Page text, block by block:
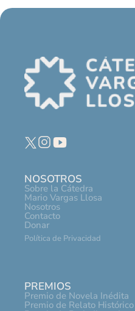
NOSOTROS
Sobre la Cátedra
Mario Vargas Llosa
Nosotros
Contacto
Donar
Política de Privacidad
PREMIOS
Premio de Novela Inédita
Premio de Relato Histórico